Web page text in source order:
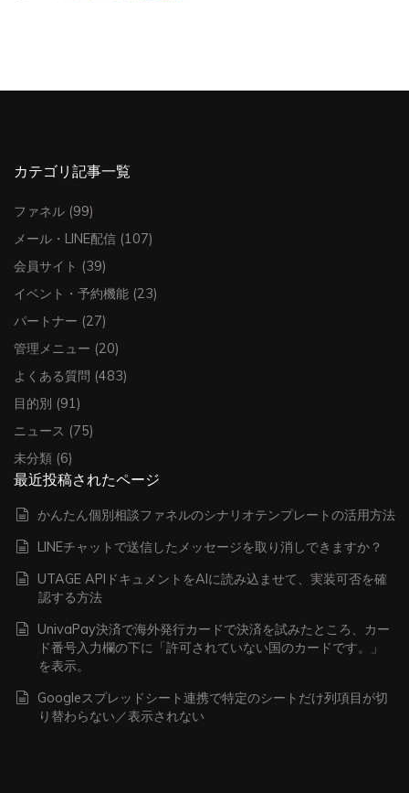
カテゴリ記事一覧
ファネル (99)
メール・LINE配信 (107)
会員サイト (39)
イベント・予約機能 (23)
パートナー (27)
管理メニュー (20)
よくある質問 (483)
目的別 (91)
ニュース (75)
未分類 (6)
最近投稿されたページ
かんたん個別相談ファネルのシナリオテンプレートの活用方法
LINEチャットで送信したメッセージを取り消しできますか？
UTAGE APIドキュメントをAIに読み込ませて、実装可否を確
認する方法
UnivaPay決済で海外発行カードで決済を試みたところ、カー
ド番号入力欄の下に「許可されていない国のカードです。」
を表示。
Googleスプレッドシート連携で特定のシートだけ列項目が切
り替わらない／表示されない